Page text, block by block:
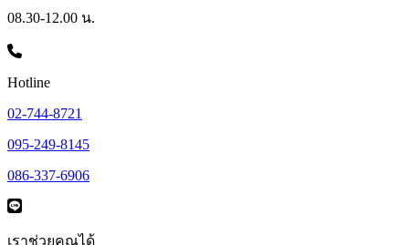
08.30-12.00 น.
Hotline
02-744-8721
095-249-8145
086-337-6906
เราช่วยคุณได้